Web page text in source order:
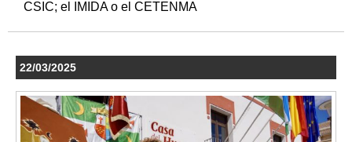
CSIC; el IMIDA o el CETENMA
22/03/2025